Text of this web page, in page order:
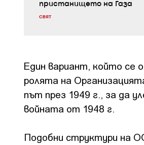
пристанището на Газа
СВЯТ
Един вариант, който се
ролята на
път през 1949 г., за да
войната от 1948 г.
Подобни структури на